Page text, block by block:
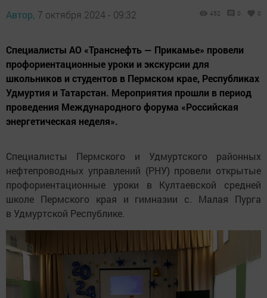
Автор, 7 октября 2024 - 09:32 452 0 0
Специалисты АО «Транснефть — Прикамье» провели
профориентационные уроки и экскурсии для
школьников и студентов в Пермском крае, Республиках
Удмуртия и Татарстан. Мероприятия прошли в период
проведения Международного форума «Российская
энергетическая неделя».
Специалисты Пермского и Удмуртского районных
нефтепроводных управлений (РНУ) провели открытые
профориентационные уроки в Култаевской средней
школе Пермского края и гимназии с. Малая Пурга
в Удмуртской Республике.